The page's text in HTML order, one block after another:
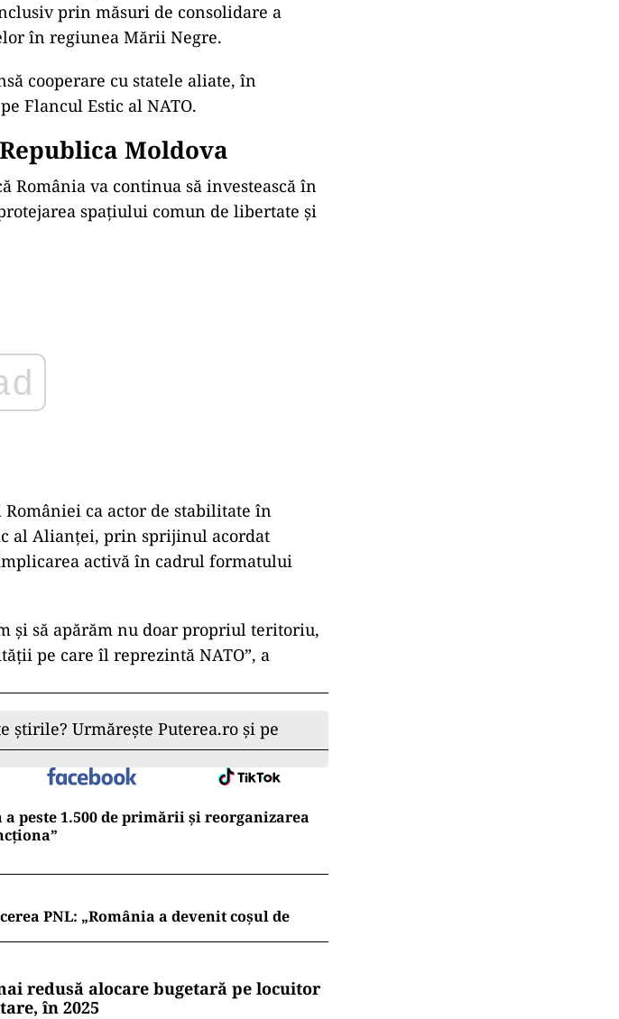
prin măsuri de consolidare a
în regiunea Mării Negre.
cooperare cu statele aliate, în
Flancul Estic al NATO.
Moldova
România va continua să investească în
spațiului comun de libertate și
ca actor de stabilitate în
al Alianței, prin sprijinul acordat
activă în cadrul formatului
și să apărăm nu doar propriul teritoriu,
pe care îl reprezintă NATO”, a
știrile? Urmărește Puterea.ro și pe
a peste 1.500 de primării și reorganizarea
PNL: „România a devenit coșul de
redusă alocare bugetară pe locuitor
în 2025